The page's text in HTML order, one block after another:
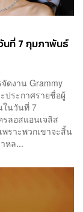
นที่ 7 กุมภาพันธ์
ดงาน Grammy
ประกาศรายชื่อผู้
ในวันที่ 7
ลอสแอนเจลิส
ราะพวกเขาจะสิ้น
หล...